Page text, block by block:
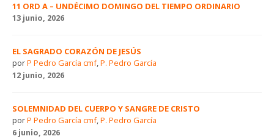
11 ORD A – UNDÉCIMO DOMINGO DEL TIEMPO ORDINARIO
13 junio, 2026
EL SAGRADO CORAZÓN DE JESÚS
porP Pedro García cmf,P. Pedro García
12 junio, 2026
SOLEMNIDAD DEL CUERPO Y SANGRE DE CRISTO
porP Pedro García cmf,P. Pedro García
6 junio, 2026